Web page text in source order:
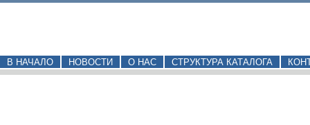
В НАЧАЛО НОВОСТИ О НАС СТРУКТУРА КАТАЛОГА